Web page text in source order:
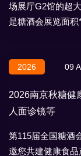
场展厅G2馆的超
是糖酒会展览面
2026 09
2026南京秋糖健
人面诊镜等
第115届全国糖酒
邀您共建健康食